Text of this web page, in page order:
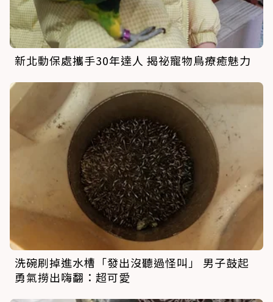
新北動保處攜手30年達人 揭祕寵物鳥療癒魅力
洗碗刷掉進水槽「發出沒聽過怪叫」 男子鼓起
勇氣撈出嗨翻：超可愛